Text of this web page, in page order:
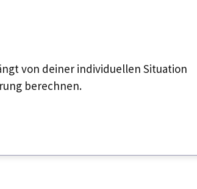
von deiner individuellen Situation
berechnen.